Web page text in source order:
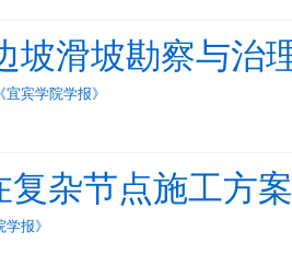
坡滑坡勘察与治
《宜宾学院学报》
复杂节点施工方
学报》